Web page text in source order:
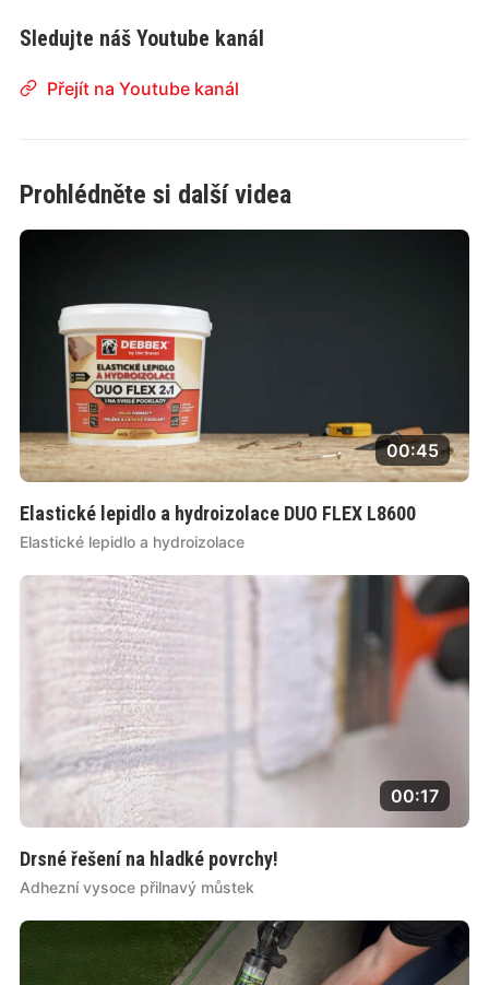
Sledujte náš Youtube kanál
Přejít na Youtube kanál
Prohlédněte si další videa
00:45
Elastické lepidlo a hydroizolace DUO FLEX L8600
Elastické lepidlo a hydroizolace
00:17
Drsné řešení na hladké povrchy!
Adhezní vysoce přilnavý můstek